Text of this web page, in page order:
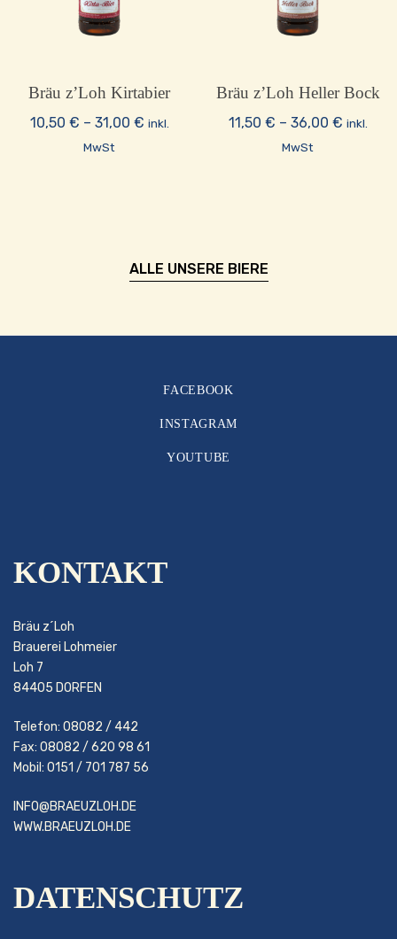
Bräu z’Loh Kirtabier
10,50 € – 31,00 €Preisspanne:
inkl.
MwSt
Bräu z’Loh Heller Bock
11,50 € – 36,00 € inkl.
MwSt
ALLE UNSERE BIERE
FACEBOOK
INSTAGRAM
YOUTUBE
KONTAKT
Bräu z´Loh
Brauerei Lohmeier
Loh 7
84405 DORFEN
Telefon: 08082 / 442
Fax: 08082 / 620 98 61
Mobil: 0151 / 701 787 56
INFO@BRAEUZLOH.DE
WWW.BRAEUZLOH.DE
DATENSCHUTZ